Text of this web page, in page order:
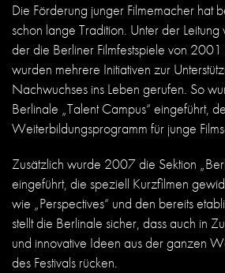
Die Förderung junger Filmemacher hat
schon lange Tradition. Unter der Leitung
der die Berliner Filmfestspiele von
wurden mehrere Initiativen zur
Nachwuchses ins Leben gerufen. So
Berlinale „Talent Campus“ eingeführt,
Weiterbildungsprogramm für junge
Zusätzlich wurde 2007 die Sektion
eingeführt, die speziell Kurzfilmen
wie „Perspectives“ und den bereits
stellt die Berlinale sicher, dass auch in
und innovative Ideen aus der ganzen
des Festivals rücken.